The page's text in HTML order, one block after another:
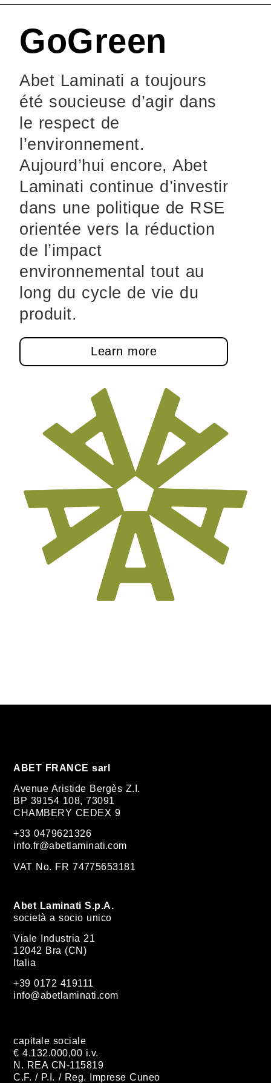
GoGreen
Abet Laminati a toujours
été soucieuse d’agir dans
le respect de
l’environnement.
Aujourd’hui encore, Abet
Laminati continue d’investir
dans une politique de RSE
orientée vers la réduction
de l’impact
environnemental tout au
long du cycle de vie du
produit.
Learn more
ABET FRANCE sarl
Avenue Aristide Bergès Z.I.
BP 39154 108, 73091
CHAMBERY CEDEX 9
+33 0479621326
info.fr@abetlaminati.com
VAT No. FR 74775653181
Abet Laminati S.p.A.
società a socio unico
Viale Industria 21
12042 Bra (CN)
Italia
+39 0172 419111
info@abetlaminati.com
capitale sociale
€ 4.132.000,00 i.v.
N. REA CN-115819
C.F. / P.I. / Reg. Imprese Cuneo